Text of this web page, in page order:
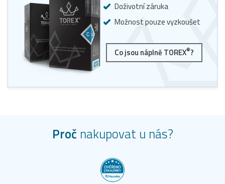
Doživotní záruka
Možnost pouze vyzkoušet
Co jsou náplně TOREX®?
Proč nakupovat u nás?